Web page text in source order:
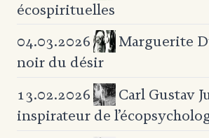
écospirituelles
04.03.2026
Marguerite
noir du désir
13.02.2026
Carl Gustav
inspirateur de